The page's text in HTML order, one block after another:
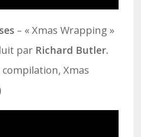
– « Xmas Wrapping »
par Richard Butler.
Xmas